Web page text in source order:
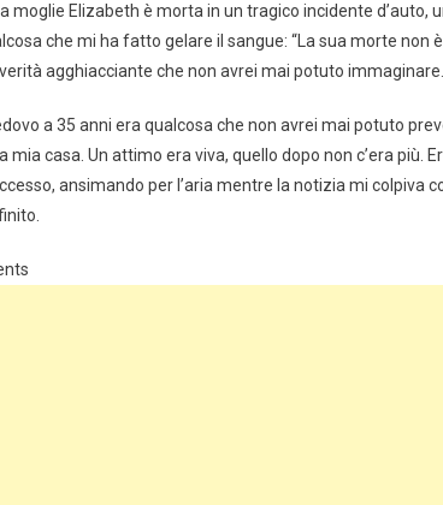
moglie Elizabeth è morta in un tragico incidente
che mi ha fatto gelare il sangue: “La sua morte non
agghiacciante che non avrei mai potuto immaginare.
a 35 anni era qualcosa che non avrei mai potuto
mia casa. Un attimo era viva, quello dopo non c’era più.
ansimando per l’aria mentre la notizia mi colpiva